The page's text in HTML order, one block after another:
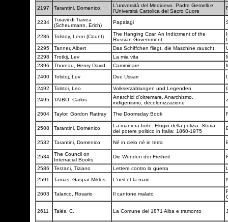
2197
Tarantini, Domenico.
L'università del Medioevo. Padre Gemelli e
l'Università Cattolica del Sacro Cuore
2234
Tuiavii di Tiavea
(Scheurmann, Erich)
Papalagi
2286 Tolstoy, Leon (Count)
The Hanging Czar. An Indictment of the
Russian Government
2295
Tanner, Albert Das Schiffchen fliegt, die Maschine rauscht
2298
Trotkij, Lev La mia vita
2396
Thoreau, Henry David Camminare
2400
Tolstoj, Lev Due Ussari
2492 Tolstoi, Leo Volkserzählungen und Legenden
2495
TAIBO, Carlos
Anarchici d'oltremare. Anarchismo,
indigenismo, decolonizzazione
2504 Taylor, Gordon Rattray The Doomsday Book
2508 Tarantini, Domenico
La maniera forte. Elogio della polizia. Storia
del potere politico in Italia: 1860-1975
2532 Tarantini, Domenico Né in cielo né in terra
2534
The Council on
Interracial Books
Die Wunden der Freiheit
2586 Terzani, Tiziano Lettere contro la guerra
2591
Tamas, Gaspar Miklos L'oeil et la main
2603 Talarico, Rosario Il cantone malato
2611 Talès, C. La Comune del 1871 Alba e tramonto